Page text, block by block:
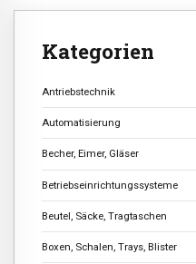
Kategorien
Antriebstechnik
Automatisierung
Becher, Eimer, Gläser
Betriebseinrichtungssysteme
Beutel, Säcke, Tragtaschen
Boxen, Schalen, Trays, Blister